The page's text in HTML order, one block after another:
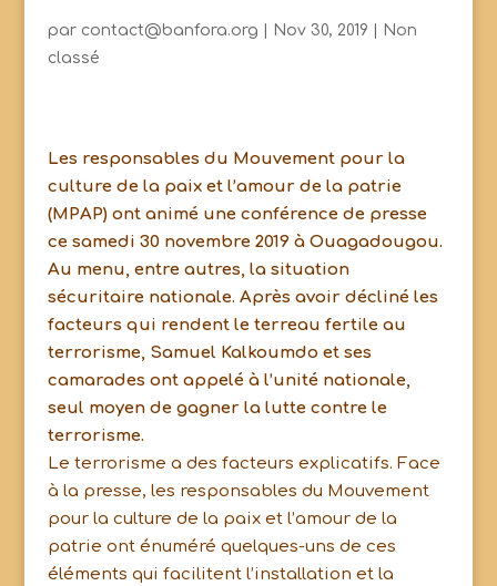
par contact@banfora.org Nov 30, 2019
Non
classé
Les responsables du Mouvement pour la
culture de la paix et l’amour de la patrie
(MPAP) ont animé une conférence de presse
ce samedi 30 novembre 2019 à Ouagadougou.
Au menu, entre autres, la situation
sécuritaire nationale. Après avoir décliné les
facteurs qui rendent le terreau fertile au
terrorisme, Samuel Kalkoumdo et ses
camarades ont appelé à l’unité nationale,
seul moyen de gagner la lutte contre le
terrorisme.
Le terrorisme a des facteurs explicatifs. Face
à la presse, les responsables du Mouvement
pour la culture de la paix et l’amour de la
patrie ont énuméré quelques-uns de ces
éléments qui facilitent l’installation et la